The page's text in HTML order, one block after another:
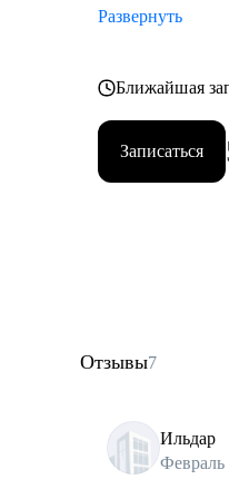
Развернуть
Ближайшая
Записаться
Отзывы7
Ильдар
Февраль